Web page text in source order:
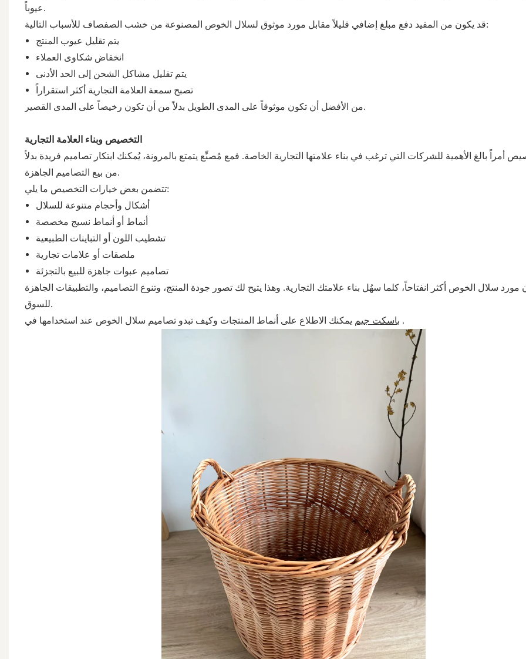
عيوباً.
قد يكون من المفيد دفع مبلغ إضافي قليلاً مقابل مورد موثوق لسلال الخوص المصنوعة من خشب الصفصاف للأسباب التالية:
يتم تقليل عيوب المنتج
انخفاض شكاوى العملاء
يتم تقليل مشاكل الشحن إلى الحد الأدنى
تصبح سمعة العلامة التجارية أكثر استقراراً
من الأفضل أن تكون موثوقاً على المدى الطويل بدلاً من أن تكون رخيصاً على المدى القصير.
التخصيص وبناء العلامة التجارية
أمراً بالغ الأهمية للشركات التي ترغب في بناء علامتها التجارية الخاصة. فمع مُصنِّع يتمتع بالمرونة، يُمكنك ابتكار تصاميم فريدة بدلاً
من بيع التصاميم الجاهزة.
تتضمن بعض خيارات التخصيص ما يلي:
أشكال وأحجام متنوعة للسلال
أنماط أو أنماط نسيج مخصصة
تشطيب اللون أو التباينات الطبيعية
ملصقات أو علامات تجارية
تصاميم عبوات جاهزة للبيع بالتجزئة
مورد سلال الخوص أكثر انفتاحاً، كلما سهُل بناء علامتك التجارية. وهذا يتيح لك تصور جودة المنتج، وتنوع التصاميم، والتطبيقات الجاهزة
للسوق.
يمكنك الاطلاع على أنماط المنتجات وكيف تبدو تصاميم سلال الخوص عند استخدامها في باسكت جيم .